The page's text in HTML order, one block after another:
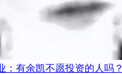
：有余凯不愿投资的人吗？